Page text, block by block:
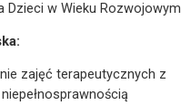
Dzieci w Wieku Rozwojowym
zajęć terapeutycznych z